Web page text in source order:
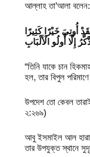
আল্লাহ তা’আলা বলেন:
خَيْرًا كَثِيرًا
“তিনি যাকে চান
হল, তার বিপুল
উপদেশ তো কেবল
২:২৬৯)
আবু ইসমাইল আল
তার উপযুক্ত স্থানে